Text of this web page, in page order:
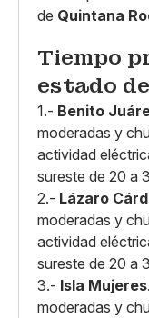
de Quintana
Tiempo
estado
1.- Benito
moderadas y
actividad
sureste de 20 a
2.- Lázaro
moderadas y
actividad
sureste de 20 a
3.- Isla Mujeres
moderadas y